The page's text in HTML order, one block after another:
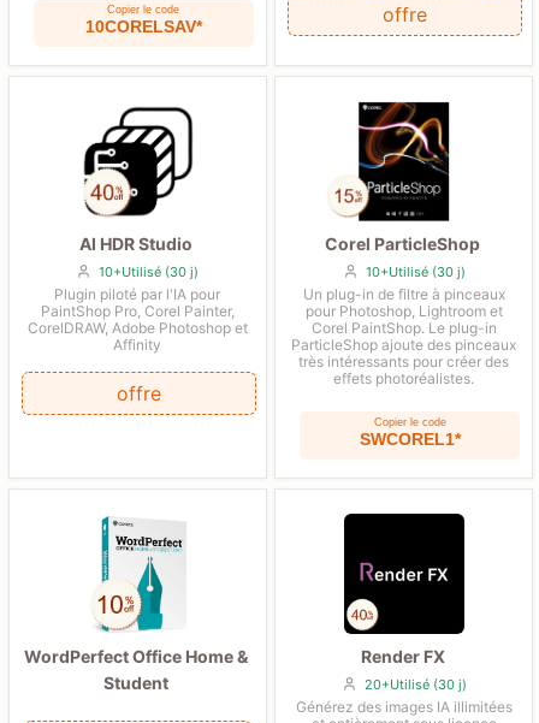
Copier le code
10CORELSAV* offre
AI HDR Studio
10+Utilisé (30 j)
Plugin piloté par l'IA pour
PaintShop Pro, Corel Painter,
CorelDRAW, Adobe Photoshop et
Affinity
offre
Corel ParticleShop
10+Utilisé (30 j)
Un plug-in de filtre à pinceaux
pour Photoshop, Lightroom et
Corel PaintShop. Le plug-in
ParticleShop ajoute des pinceaux
très intéressants pour créer des
effets photoréalistes.
Copier le code
SWCOREL1*
WordPerfect Office Home &
Student
Render FX
20+Utilisé (30 j)
Générez des images IA illimitées